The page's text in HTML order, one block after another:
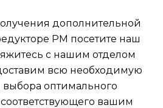
дополнительной
РМ посетите наш
с нашим отделом
всю необходимую
оптимального
вашим